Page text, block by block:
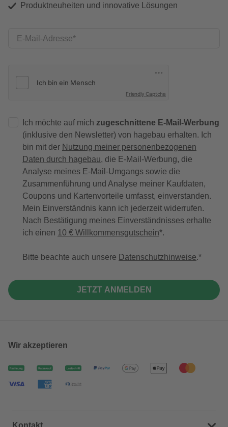
Produktneuheiten und innovative Lösungen
E-Mail-Adresse
Friendly Captcha
Ich möchte auf mich zugeschnittene E-Mail-Werbung
(inklusive den Newsletter) von hagebau erhalten. Ich
bin mit der Nutzung meiner personenbezogenen
Daten durch hagebau, die E-Mail-Werbung, die
Analyse meines E-Mail-Umgangs sowie die
Zusammenführung und Analyse meiner Kaufdaten,
Coupons und Kartenvorteile umfasst, einverstanden.
Mein Einverständnis kann ich jederzeit widerrufen.
Nach Bestätigung meines Einverständnisses erhalte
ich einen 10 € Willkommensgutschein*.
Bitte beachte auch unsere Datenschutzhinweise.
JETZT ANMELDEN
Wir akzeptieren